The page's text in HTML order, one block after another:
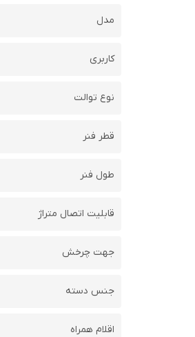
مدل
کاربری
نوع توالت
قطر فنر
طول فنر
قابلیت اتصال متراژ
جهت چرخش
جنس دسته
اقلام همراه